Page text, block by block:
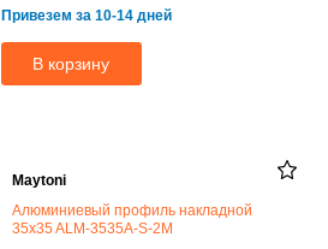
Привезем за 10-14 дней
В корзину
Maytoni
Алюминиевый профиль накладной
35x35 ALM-3535A-S-2M